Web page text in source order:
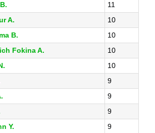
11
A.
10
B.
10
Fokina A.
10
10
9
9
9
Y.
9